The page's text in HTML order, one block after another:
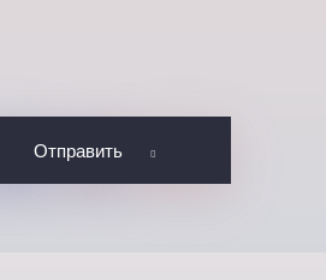
Отправить